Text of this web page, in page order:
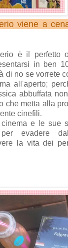
viene a
è il perfetto
in ben
di no se vorrete
all'aperto;
abbuffata
che metta alla
cinefili.
e le sue
evadere
la vita dei